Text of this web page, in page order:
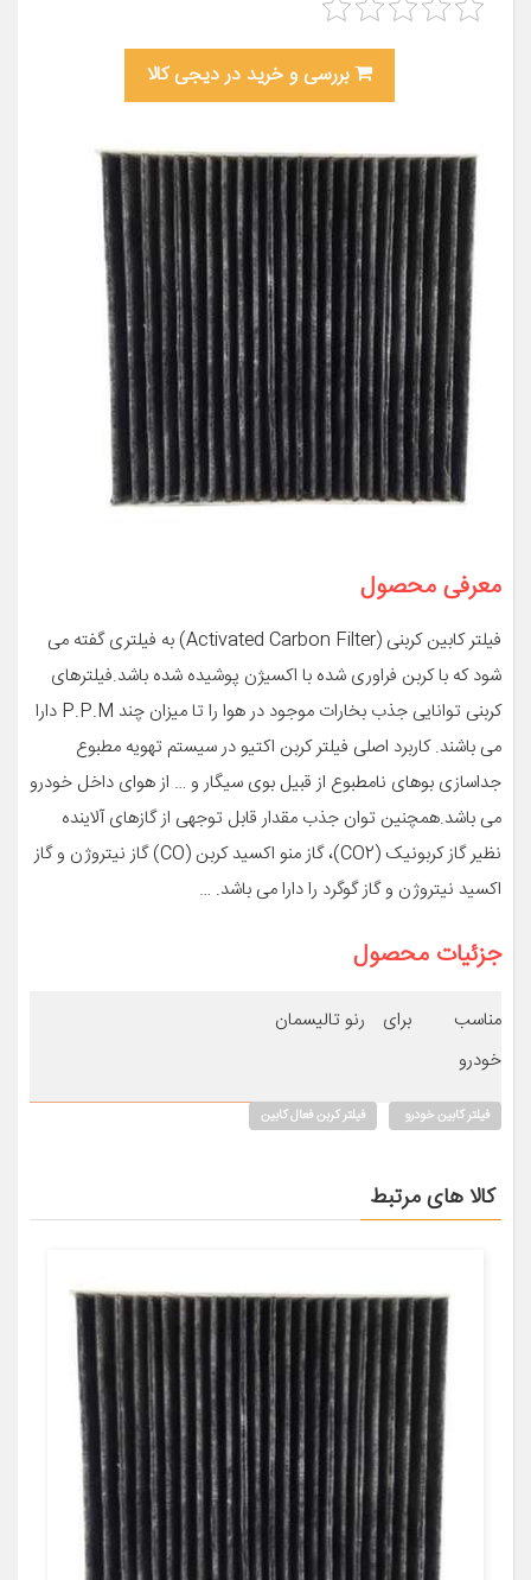
بررسی و خرید در دیجی کالا
معرفی محصول
فیلتر کابین کربنی (Activated Carbon Filter) به فیلتری گفته می
شود که با کربن فراوری شده با اکسیژن پوشیده شده باشد.فیلترهای
کربنی توانایی جذب بخارات موجود در هوا را تا میزان چند P.P.M دارا
می باشند. کاربرد اصلی فیلتر کربن اکتیو در سیستم تهویه مطبوع
جداسازی بوهای نامطبوع از قبیل بوی سیگار و … از هوای داخل خودرو
می باشد.همچنین توان جذب مقدار قابل توجهی از گازهای آلاینده
نظیر گاز کربونیک (CO2)، گاز منو اکسید کربن (CO) گاز نیتروژن و گاز
اکسید نیتروژن و گاز گوگرد را دارا می باشد. …
جزئیات محصول
مناسب برای
خودرو
رنو تالیسمان
فیلتر کابین خودرو فیلتر کربن فعال کابین
کالا های مرتبط